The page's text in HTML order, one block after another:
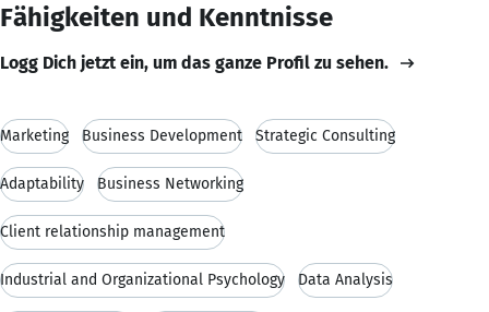
Fähigkeiten und Kenntnisse
Logg Dich jetzt ein, um das ganze Profil zu sehen.
Marketing Business Development Strategic Consulting
Adaptability Business Networking
Client relationship management
Industrial and Organizational Psychology Data Analysis